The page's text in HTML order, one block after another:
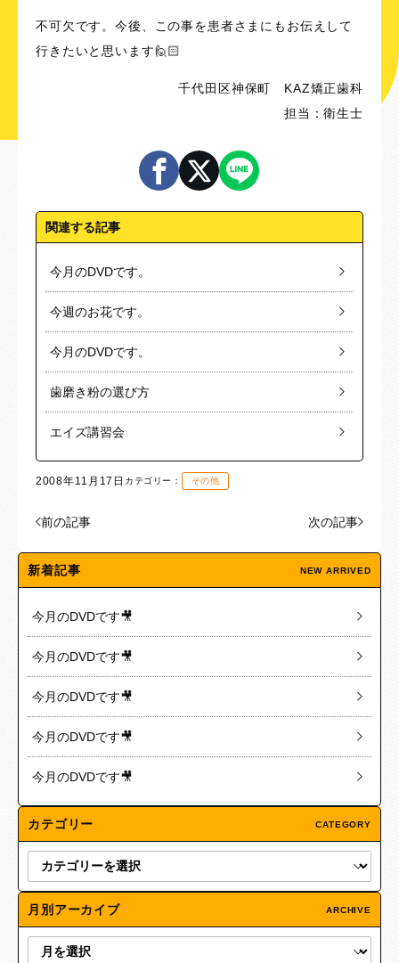
不可欠です。今後、この事を患者さまにもお伝えして
行きたいと思います🙋🏻
千代田区神保町 KAZ矯正歯科
担当：衛生士
関連する記事
今月のDVDです。
今週のお花です。
今月のDVDです。
歯磨き粉の選び方
エイズ講習会
2008年11月17日 カテゴリー： その他
前の記事 次の記事
新着記事 NEW ARRIVED
今月のDVDです🎥
今月のDVDです🎥
今月のDVDです🎥
今月のDVDです🎥
今月のDVDです🎥
カテゴリー CATEGORY
月別アーカイブ ARCHIVE